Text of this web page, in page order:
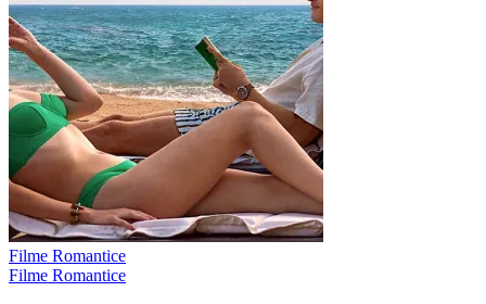
Filme Romantice
Filme Romantice